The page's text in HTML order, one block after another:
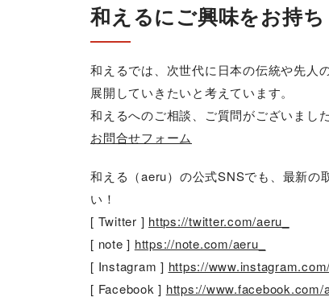
和えるにご興味をお持
和えるでは、次世代に日本の伝統や先人
展開していきたいと考えています。
和えるへのご相談、ご質問がございまし
お問合せフォーム
和える（aeru）の公式SNSでも、最新の
い！
[ Twitter ] https://twitter.com/aeru_
[ note ] https://note.com/aeru_
[ Instagram ] https://www.instagram.com/
[ Facebook ] https://www.facebook.com/